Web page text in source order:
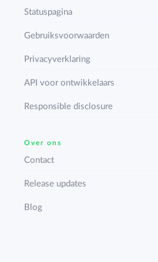
Statuspagina
Gebruiksvoorwaarden
Privacyverklaring
API voor ontwikkelaars
Responsible disclosure
Over ons
Contact
Release updates
Blog